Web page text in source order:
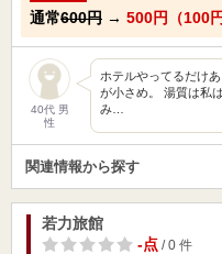
通常600円 → 500円（100
40代 男
性
ホテルやってるだけ
が小さめ。 湯質は私
み…
関連情報から探す
若力旅館
-点/ 0 件